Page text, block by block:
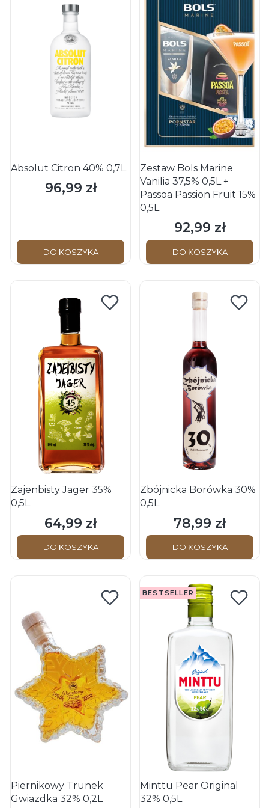
Absolut Citron 40% 0,7L
Cena
96,99 zł
DO KOSZYKA
Zestaw Bols Marine
Vanilia 37,5% 0,5L +
Passoa Passion Fruit 15%
0,5L
Cena
92,99 zł
DO KOSZYKA
Zajenbisty Jager 35%
0,5L
Cena
64,99 zł
DO KOSZYKA
Zbójnicka Borówka 30%
0,5L
Cena
78,99 zł
DO KOSZYKA
Piernikowy Trunek
Gwiazdka 32% 0,2L
BESTSELLER
Minttu Pear Original
32% 0,5L